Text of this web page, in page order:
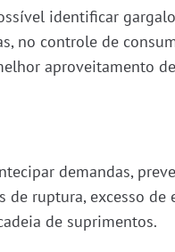
identificar
, no controle de
aproveitamento
demandas,
de ruptura, excesso de
de suprimentos.